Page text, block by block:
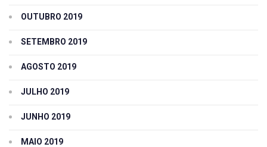
OUTUBRO 2019
SETEMBRO 2019
AGOSTO 2019
JULHO 2019
JUNHO 2019
MAIO 2019